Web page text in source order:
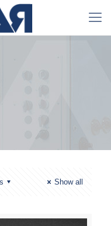
Show all